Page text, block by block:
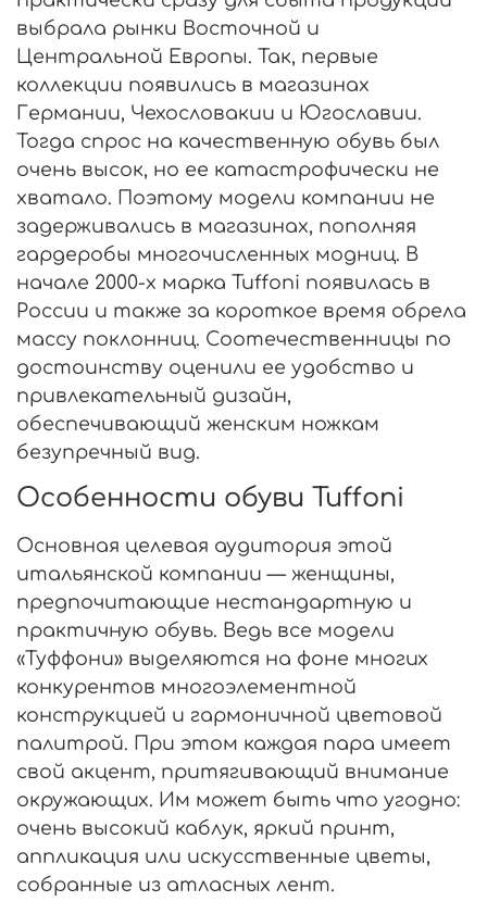
выбрала рынки Восточной и
Центральной Европы. Так, первые
коллекции появились в магазинах
Германии, Чехословакии и Югославии.
Тогда спрос на качественную обувь был
очень высок, но ее катастрофически не
хватало. Поэтому модели компании не
задерживались в магазинах, пополняя
гардеробы многочисленных модниц. В
начале 2000-х марка Tuffoni появилась в
России и также за короткое время обрела
массу поклонниц. Соотечественницы по
достоинству оценили ее удобство и
привлекательный дизайн,
обеспечивающий женским ножкам
безупречный вид.
Особенности обуви Tuffoni
Основная целевая аудитория этой
итальянской компании — женщины,
предпочитающие нестандартную и
практичную обувь. Ведь все модели
«Туффони» выделяются на фоне многих
конкурентов многоэлементной
конструкцией и гармоничной цветовой
палитрой. При этом каждая пара имеет
свой акцент, притягивающий внимание
окружающих. Им может быть что угодно:
очень высокий каблук, яркий принт,
аппликация или искусственные цветы,
собранные из атласных лент.